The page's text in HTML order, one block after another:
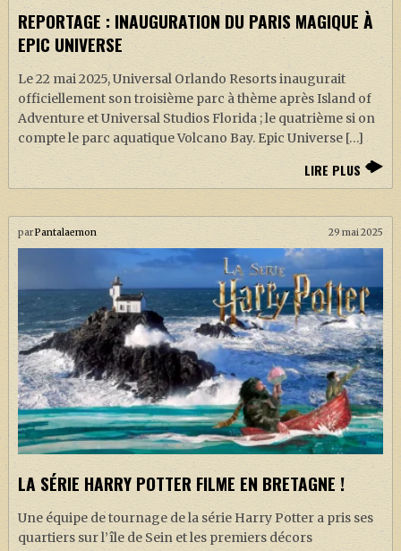
REPORTAGE : INAUGURATION DU PARIS MAGIQUE À
EPIC UNIVERSE
Le 22 mai 2025, Universal Orlando Resorts inaugurait
officiellement son troisième parc à thème après Island of
Adventure et Universal Studios Florida ; le quatrième si on
compte le parc aquatique Volcano Bay. Epic Universe […]
LIRE PLUS
parPantalaemon 29 mai 2025
LA SÉRIE HARRY POTTER FILME EN BRETAGNE !
Une équipe de tournage de la série Harry Potter a pris ses
quartiers sur l’île de Sein et les premiers décors